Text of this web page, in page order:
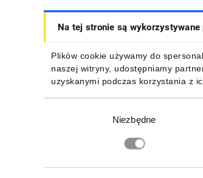
Na tej stronie są
Plików cookie używamy do
naszej witryny, udostępniamy
uzyskanymi podczas korzystania z
Niezbędne
AS Gniazdo pojedyncze
z/u Schuko białe GP-
16,35 złbrutto
1930
czarne
62,71